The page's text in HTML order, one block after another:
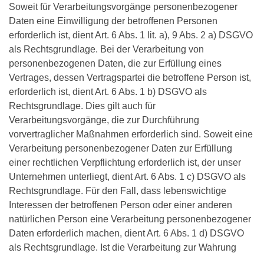
Soweit für Verarbeitungsvorgänge personenbezogener
Daten eine Einwilligung der betroffenen Personen
erforderlich ist, dient Art. 6 Abs. 1 lit. a), 9 Abs. 2 a) DSGVO
als Rechtsgrundlage. Bei der Verarbeitung von
personenbezogenen Daten, die zur Erfüllung eines
Vertrages, dessen Vertragspartei die betroffene Person ist,
erforderlich ist, dient Art. 6 Abs. 1 b) DSGVO als
Rechtsgrundlage. Dies gilt auch für
Verarbeitungsvorgänge, die zur Durchführung
vorvertraglicher Maßnahmen erforderlich sind. Soweit eine
Verarbeitung personenbezogener Daten zur Erfüllung
einer rechtlichen Verpflichtung erforderlich ist, der unser
Unternehmen unterliegt, dient Art. 6 Abs. 1 c) DSGVO als
Rechtsgrundlage. Für den Fall, dass lebenswichtige
Interessen der betroffenen Person oder einer anderen
natürlichen Person eine Verarbeitung personenbezogener
Daten erforderlich machen, dient Art. 6 Abs. 1 d) DSGVO
als Rechtsgrundlage. Ist die Verarbeitung zur Wahrung